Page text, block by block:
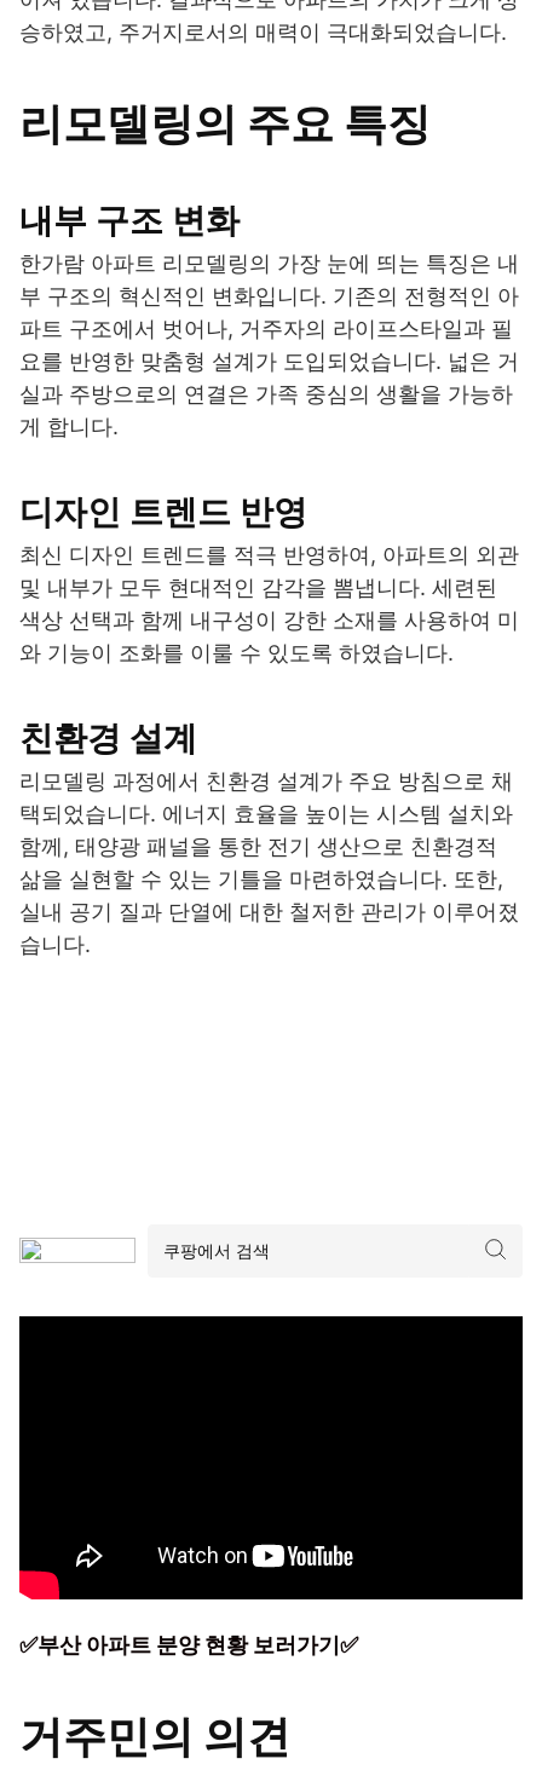
승하였고, 주거지로서의 매력이 극대화되었습니다.
리모델링의 주요 특징
내부 구조 변화
한가람 아파트 리모델링의 가장 눈에 띄는 특징은 내
부 구조의 혁신적인 변화입니다. 기존의 전형적인 아
파트 구조에서 벗어나, 거주자의 라이프스타일과 필
요를 반영한 맞춤형 설계가 도입되었습니다. 넓은 거
실과 주방으로의 연결은 가족 중심의 생활을 가능하
게 합니다.
디자인 트렌드 반영
최신 디자인 트렌드를 적극 반영하여, 아파트의 외관
및 내부가 모두 현대적인 감각을 뽐냅니다. 세련된
색상 선택과 함께 내구성이 강한 소재를 사용하여 미
와 기능이 조화를 이룰 수 있도록 하였습니다.
친환경 설계
리모델링 과정에서 친환경 설계가 주요 방침으로 채
택되었습니다. 에너지 효율을 높이는 시스템 설치와
함께, 태양광 패널을 통한 전기 생산으로 친환경적
삶을 실현할 수 있는 기틀을 마련하였습니다. 또한,
실내 공기 질과 단열에 대한 철저한 관리가 이루어졌
습니다.
✅부산 아파트 분양 현황 보러가기✅
거주민의 의견